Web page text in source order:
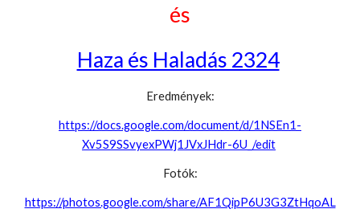
és
Haza és Haladás 2324
Eredmények:
https://docs.google.com/document/d/1NSEn1-
Xv5S9SSvyexPWj1JVxJHdr-6U_/edit
Fotók:
https://photos.google.com/share/AF1QipP6U3G3ZtHqoAL